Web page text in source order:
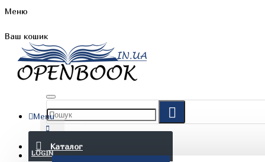
Меню
Ваш кошик
Menu
Каталог
LOGIN